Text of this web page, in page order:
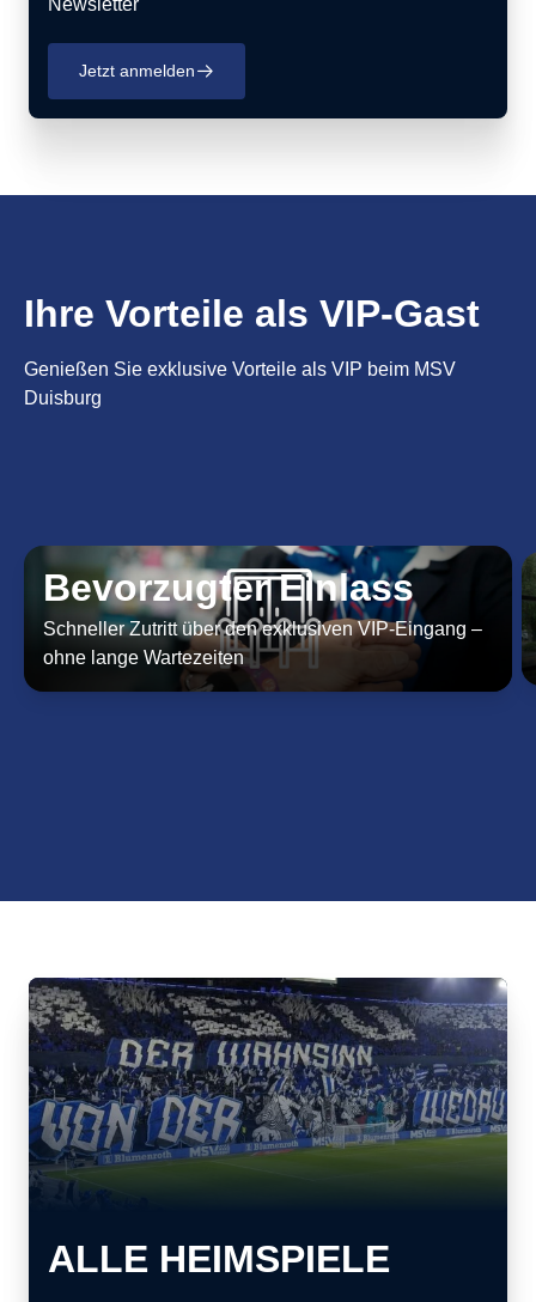
Newsletter
Jetzt anmelden􀄫
Ihre Vorteile als VIP-Gast
Genießen Sie exklusive Vorteile als VIP beim MSV
Duisburg
Bevorzugter Einlass
Schneller Zutritt über den exklusiven VIP-Eingang –
ohne lange Wartezeiten
ALLE HEIMSPIELE